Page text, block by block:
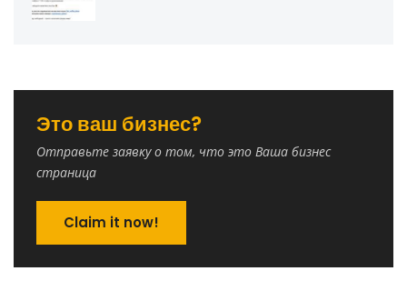
Это ваш бизнес?
Отправьте заявку о том, что это Ваша бизнес
страница
Claim it now!